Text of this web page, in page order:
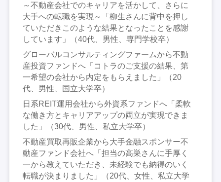
～不動産会社でのキャリアを活かして、さらに
大手への転職を実現～「柳生さんに背中を押し
ていただきこのような結果となったことを感謝
しています」（40代、男性、専門学校卒）
グローバルコンサルティングファームから不動
産投資ファンドへ「コトラのご支援の結果、第
一希望の会社から内定をもらえました」（20
代、男性、国立大学卒）
日系REIT運用会社から外資系ファンドへ「柔軟
な働き方とキャリアアップの両立が実現できま
した」（30代、男性、私立大学卒）
不動産買取再販企業から大手金融スポンサー不
動産ファンド会社へ「担当の高巣さんに手厚く
一から教えていただき、未経験でも納得のいく
転職が決まりました」（20代、女性、私立大学